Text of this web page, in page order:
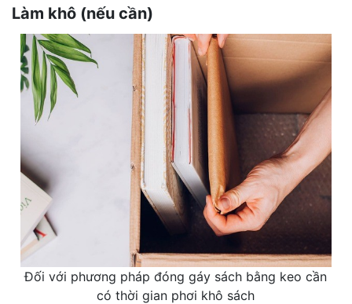
Làm khô (nếu cần)
Đối với phương pháp đóng gáy sách bằng keo cần
có thời gian phơi khô sách